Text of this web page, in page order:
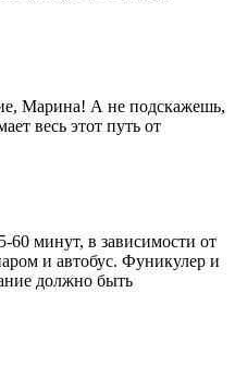
Марина! А не подскажешь,
весь этот путь от
60 минут, в зависимости от
и автобус. Фуникулер и
должно быть